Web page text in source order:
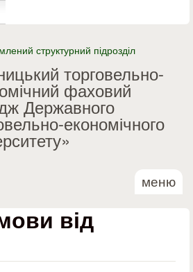
до основного
структурний підрозділ
торговельно-
фаховий
Державного
економічного
меню
від